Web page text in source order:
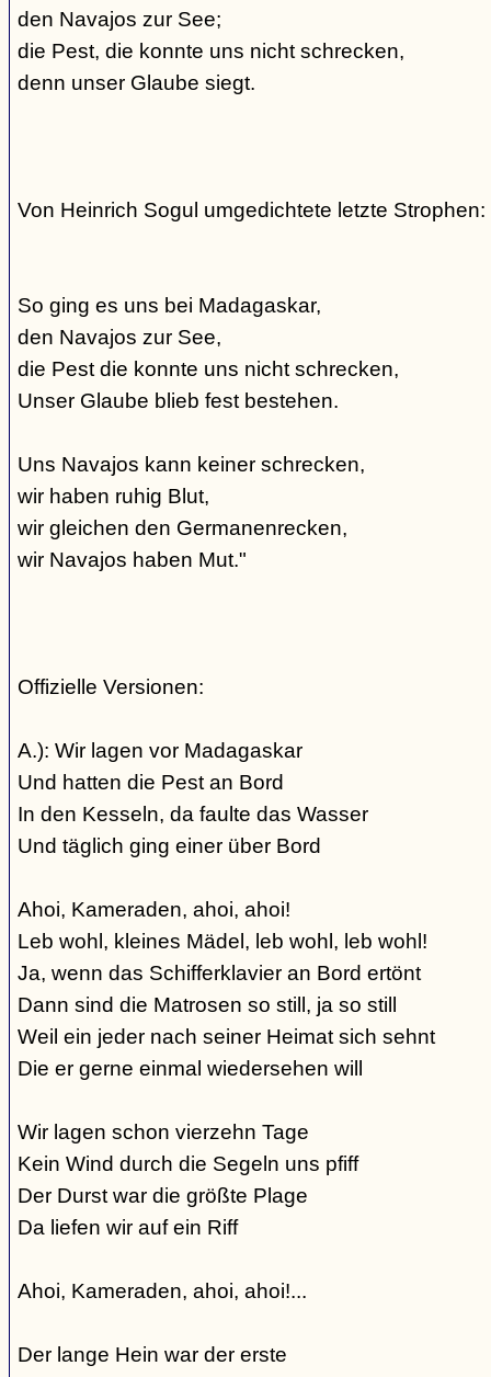
den Navajos zur See;
die Pest, die konnte uns nicht schrecken,
denn unser Glaube siegt.
Von Heinrich Sogul umgedichtete letzte Strophen:
So ging es uns bei Madagaskar,
den Navajos zur See,
die Pest die konnte uns nicht schrecken,
Unser Glaube blieb fest bestehen.
Uns Navajos kann keiner schrecken,
wir haben ruhig Blut,
wir gleichen den Germanenrecken,
wir Navajos haben Mut."
Offizielle Versionen:
A.): Wir lagen vor Madagaskar
Und hatten die Pest an Bord
In den Kesseln, da faulte das Wasser
Und täglich ging einer über Bord
Ahoi, Kameraden, ahoi, ahoi!
Leb wohl, kleines Mädel, leb wohl, leb wohl!
Ja, wenn das Schifferklavier an Bord ertönt
Dann sind die Matrosen so still, ja so still
Weil ein jeder nach seiner Heimat sich sehnt
Die er gerne einmal wiedersehen will
Wir lagen schon vierzehn Tage
Kein Wind durch die Segeln uns pfiff
Der Durst war die größte Plage
Da liefen wir auf ein Riff
Ahoi, Kameraden, ahoi, ahoi!...
Der lange Hein war der erste